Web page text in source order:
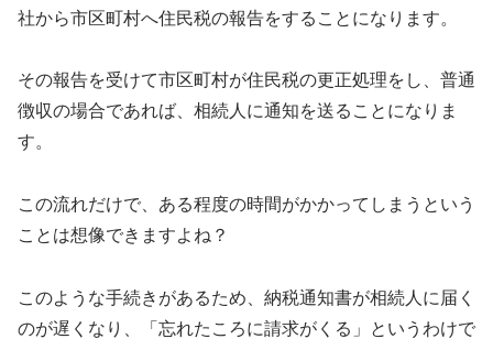
社から市区町村へ住民税の報告をすることになります。
その報告を受けて市区町村が住民税の更正処理をし、普通
徴収の場合であれば、相続人に通知を送ることになりま
す。
この流れだけで、ある程度の時間がかかってしまうという
ことは想像できますよね？
このような手続きがあるため、納税通知書が相続人に届く
のが遅くなり、「忘れたころに請求がくる」というわけで